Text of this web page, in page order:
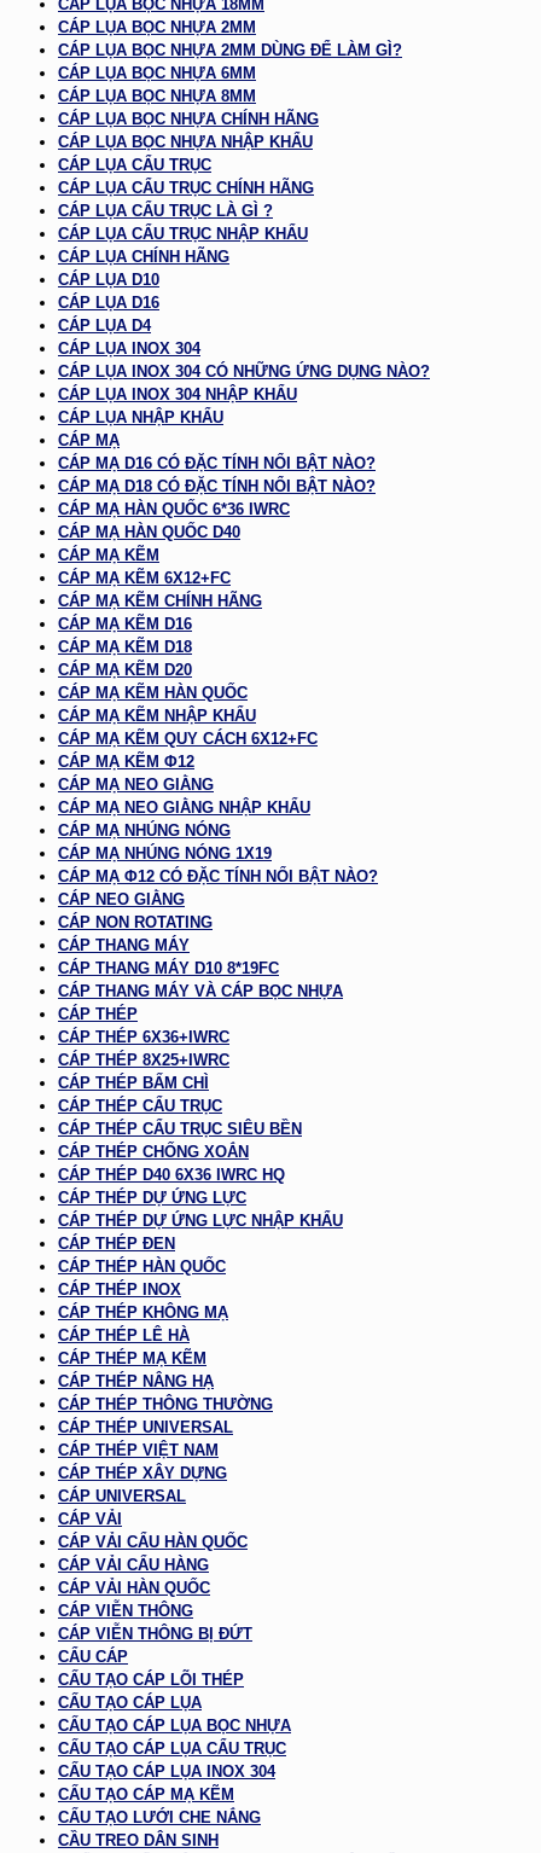
CÁP LỤA BỌC NHỰA 18MM
CÁP LỤA BỌC NHỰA 2MM
CÁP LỤA BỌC NHỰA 2MM DÙNG ĐỂ LÀM GÌ?
CÁP LỤA BỌC NHỰA 6MM
CÁP LỤA BỌC NHỰA 8MM
CÁP LỤA BỌC NHỰA CHÍNH HÃNG
CÁP LỤA BỌC NHỰA NHẬP KHẨU
CÁP LỤA CẨU TRỤC
CÁP LỤA CẨU TRỤC CHÍNH HÃNG
CÁP LỤA CẨU TRỤC LÀ GÌ ?
CÁP LỤA CẨU TRỤC NHẬP KHẨU
CÁP LỤA CHÍNH HÃNG
CÁP LỤA D10
CÁP LỤA D16
CÁP LỤA D4
CÁP LỤA INOX 304
CÁP LỤA INOX 304 CÓ NHỮNG ỨNG DỤNG NÀO?
CÁP LỤA INOX 304 NHẬP KHẨU
CÁP LỤA NHẬP KHẨU
CÁP MẠ
CÁP MẠ D16 CÓ ĐẶC TÍNH NỔI BẬT NÀO?
CÁP MẠ D18 CÓ ĐẶC TÍNH NỔI BẬT NÀO?
CÁP MẠ HÀN QUỐC 6*36 IWRC
CÁP MẠ HÀN QUỐC D40
CÁP MẠ KẼM
CÁP MẠ KẼM 6X12+FC
CÁP MẠ KẼM CHÍNH HÃNG
CÁP MẠ KẼM D16
CÁP MẠ KẼM D18
CÁP MẠ KẼM D20
CÁP MẠ KẼM HÀN QUỐC
CÁP MẠ KẼM NHẬP KHẨU
CÁP MẠ KẼM QUY CÁCH 6X12+FC
CÁP MẠ KẼM Φ12
CÁP MẠ NEO GIẰNG
CÁP MẠ NEO GIẰNG NHẬP KHẨU
CÁP MẠ NHÚNG NÓNG
CÁP MẠ NHÚNG NÓNG 1X19
CÁP MẠ Φ12 CÓ ĐẶC TÍNH NỔI BẬT NÀO?
CÁP NEO GIẰNG
CÁP NON ROTATING
CÁP THANG MÁY
CÁP THANG MÁY D10 8*19FC
CÁP THANG MÁY VÀ CÁP BỌC NHỰA
CÁP THÉP
CÁP THÉP 6X36+IWRC
CÁP THÉP 8X25+IWRC
CÁP THÉP BẤM CHÌ
CÁP THÉP CẨU TRỤC
CÁP THÉP CẨU TRỤC SIÊU BỀN
CÁP THÉP CHỐNG XOẮN
CÁP THÉP D40 6X36 IWRC HQ
CÁP THÉP DỰ ỨNG LỰC
CÁP THÉP DỰ ỨNG LỰC NHẬP KHẨU
CÁP THÉP ĐEN
CÁP THÉP HÀN QUỐC
CÁP THÉP INOX
CÁP THÉP KHÔNG MẠ
CÁP THÉP LÊ HÀ
CÁP THÉP MẠ KẼM
CÁP THÉP NÂNG HẠ
CÁP THÉP THÔNG THƯỜNG
CÁP THÉP UNIVERSAL
CÁP THÉP VIỆT NAM
CÁP THÉP XÂY DỰNG
CÁP UNIVERSAL
CÁP VẢI
CÁP VẢI CẨU HÀN QUỐC
CÁP VẢI CẨU HÀNG
CÁP VẢI HÀN QUỐC
CÁP VIỄN THÔNG
CÁP VIỄN THÔNG BỊ ĐỨT
CẨU CÁP
CẤU TẠO CÁP LÕI THÉP
CẤU TẠO CÁP LỤA
CẤU TẠO CÁP LỤA BỌC NHỰA
CẤU TẠO CÁP LỤA CẨU TRỤC
CẤU TẠO CÁP LỤA INOX 304
CẤU TẠO CÁP MẠ KẼM
CẤU TẠO LƯỚI CHE NẮNG
CẦU TREO DÂN SINH